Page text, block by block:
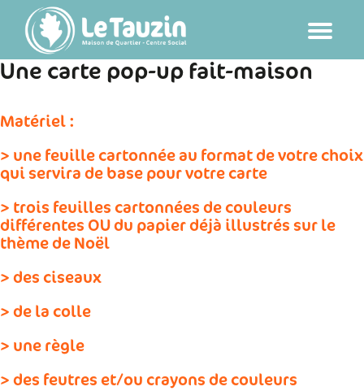
Passer
contenu
Une carte pop-up fait-maison
Matériel:
> une feuille cartonnée au format de votre choix
qui servira de base pour votre carte
> trois feuilles cartonnées de couleurs
différentes OU du papier déjà illustrés sur le
thème de Noël
> des ciseaux
> de la colle
> une règle
> des feutres et/ou crayons de couleurs